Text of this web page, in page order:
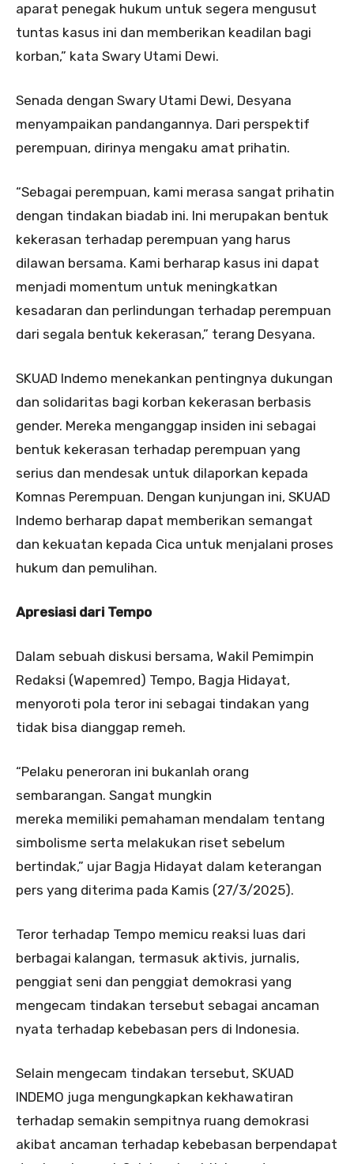
aparat penegak hukum untuk segera mengusut
tuntas kasus ini dan memberikan keadilan bagi
korban,” kata Swary Utami Dewi.
Senada dengan Swary Utami Dewi, Desyana
menyampaikan pandangannya. Dari perspektif
perempuan, dirinya mengaku amat prihatin.
“Sebagai perempuan, kami merasa sangat prihatin
dengan tindakan biadab ini. Ini merupakan bentuk
kekerasan terhadap perempuan yang harus
dilawan bersama. Kami berharap kasus ini dapat
menjadi momentum untuk meningkatkan
kesadaran dan perlindungan terhadap perempuan
dari segala bentuk kekerasan,” terang Desyana.
SKUAD Indemo menekankan pentingnya dukungan
dan solidaritas bagi korban kekerasan berbasis
gender. Mereka menganggap insiden ini sebagai
bentuk kekerasan terhadap perempuan yang
serius dan mendesak untuk dilaporkan kepada
Komnas Perempuan. Dengan kunjungan ini, SKUAD
Indemo berharap dapat memberikan semangat
dan kekuatan kepada Cica untuk menjalani proses
hukum dan pemulihan.
Apresiasi dari Tempo
Dalam sebuah diskusi bersama, Wakil Pemimpin
Redaksi (Wapemred) Tempo, Bagja Hidayat,
menyoroti pola teror ini sebagai tindakan yang
tidak bisa dianggap remeh.
“Pelaku peneroran ini bukanlah orang
sembarangan. Sangat mungkin
mereka memiliki pemahaman mendalam tentang
simbolisme serta melakukan riset sebelum
bertindak,” ujar Bagja Hidayat dalam keterangan
pers yang diterima pada Kamis (27/3/2025).
Teror terhadap Tempo memicu reaksi luas dari
berbagai kalangan, termasuk aktivis, jurnalis,
penggiat seni dan penggiat demokrasi yang
mengecam tindakan tersebut sebagai ancaman
nyata terhadap kebebasan pers di Indonesia.
Selain mengecam tindakan tersebut, SKUAD
INDEMO juga mengungkapkan kekhawatiran
terhadap semakin sempitnya ruang demokrasi
akibat ancaman terhadap kebebasan berpendapat